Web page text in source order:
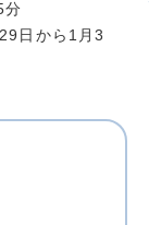
分
日から1月3